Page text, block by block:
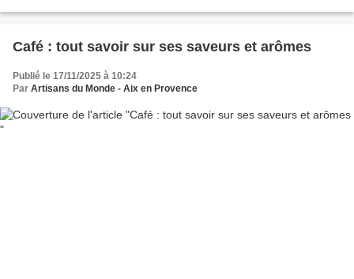
Café : tout savoir sur ses saveurs et arômes
Publié le 17/11/2025 à 10:24
Par Artisans du Monde - Aix en Provence